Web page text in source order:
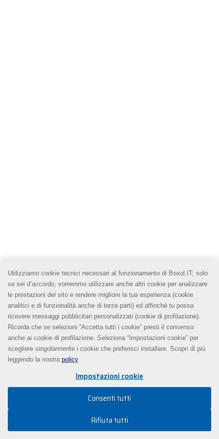
Utilizziamo cookie tecnici necessari al funzionamento di Boxol.IT; solo
se sei d’accordo, vorremmo utilizzare anche altri cookie per analizzare
le prestazioni del sito e rendere migliore la tua esperienza (cookie
analitici e di funzionalità anche di terze parti) ed affinché tu possa
ricevere messaggi pubblicitari personalizzati (cookie di profilazione).
Ricorda che se selezioni “Accetta tutti i cookie” presti il consenso
anche ai cookie di profilazione. Seleziona “Impostazioni cookie” per
scegliere singolarmente i cookie che preferisci installare. Scopri di più
leggendo la nostra policy
Impostazioni cookie
Consenti tutti
Rifiuta tutti